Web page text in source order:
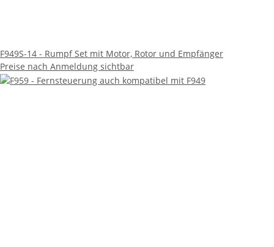
F949S-14 - Rumpf Set mit Motor, Rotor und Empfänger
Preise nach Anmeldung sichtbar